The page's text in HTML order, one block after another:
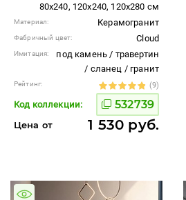
80x240, 120x240, 120x280 см
Материал: Керамогранит
Фабричный цвет: Cloud
Имитация:
под камень / травертин
/ сланец / гранит
Рейтинг: (9)
Код коллекции: 532739
Цена от 1 530 руб.